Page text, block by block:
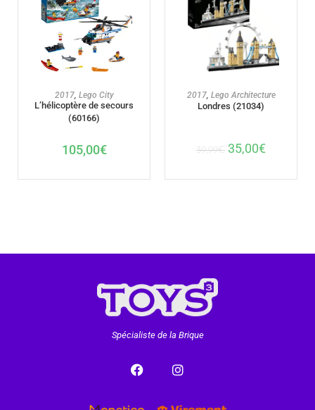
AJOUTER AU PANIER
2017, Lego City
L’hélicoptère de secours
(60166)
105,00€
AJOUTER AU PANIER
2017, Lego Architecture
Londres (21034)
39,99€ 35,00€
Spécialiste de la Brique